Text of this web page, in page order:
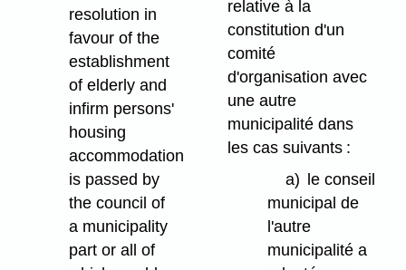
resolution in
favour of the
establishment
of elderly and
infirm persons'
housing
accommodation
is passed by
the council of
a municipality
part or all of
relative à la
constitution d'un
comité
d'organisation avec
une autre
municipalité dans
les cas suivants :
a) le conseil
municipal de
l'autre
municipalité a